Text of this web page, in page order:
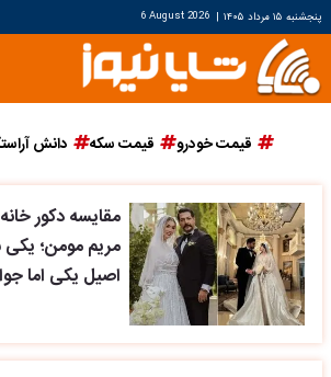
پنجشنبه ۱۵ مرداد ۱۴۰۵ |
6 August 2026
قیمت خودرو قیمت سکه دانش
مقایسه دکور
مریم مومن؛ یکی
اصیل یکی اما